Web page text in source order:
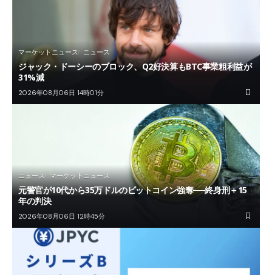
マーケットニュース ニュース
ジャック・ドーシーのブロック、Q2好決算もBTC事業粗利益が
31%減
2026年08月06日 14時01分
ニュース マーケットニュース
元警官が10代から35万ドルのビットコイン強奪──終身刑＋15
年の判決
2026年08月06日 12時45分